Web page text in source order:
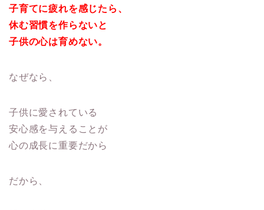
子育てに疲れを感じたら、
休む習慣を作らないと
子供の心は育めない。
なぜなら、
子供に愛されている
安心感を与えることが
心の成長に重要だから
だから、